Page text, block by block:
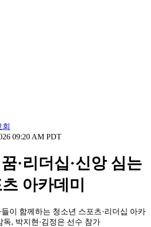
09:20 AM PDT
·리더십·신앙 심는
아카데미
이 함께하는 청소년 스포츠·리더십 아카
, 박지현·김정은 선수 참가